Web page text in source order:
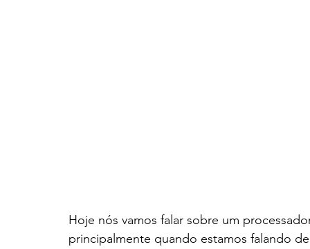
Hoje nós vamos falar sobre um
principalmente quando estamos falando